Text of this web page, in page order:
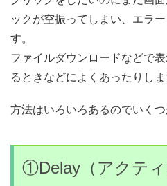
ックが空振ってしまい、エラ
す。
ファイルダウンロードなどで
るときなどによくあったりしま
方法はいろいろあるのでいくつ
①Delay（アクティ